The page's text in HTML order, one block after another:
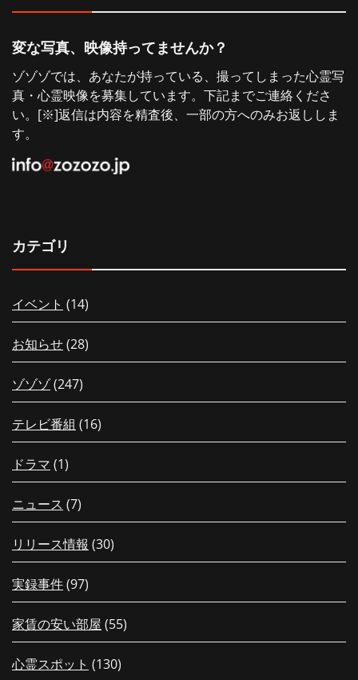
ョ
ン
変な写真、映像持ってませんか？
ゾゾゾでは、あなたが持っている、撮ってしまった心霊写
真・心霊映像を募集しています。下記までご連絡くださ
い。[※]返信は内容を精査後、一部の方へのみお返ししま
す。
カテゴリ
イベント (14)
お知らせ(28)
ゾゾゾ(247)
テレビ番組 (16)
ドラマ (1)
ニュース (7)
リリース情報 (30)
実録事件(97)
家賃の安い部屋 (55)
心霊スポット (130)